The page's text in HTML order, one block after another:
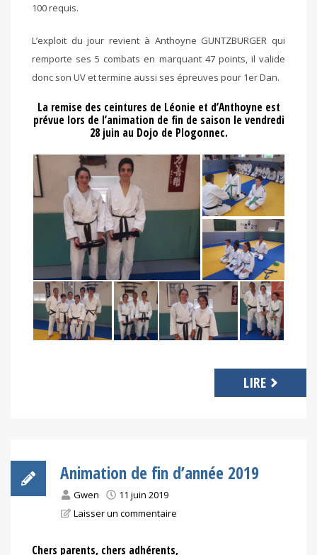
100 requis.
L’exploit du jour revient à Anthoyne GUNTZBURGER qui
remporte ses 5 combats en marquant 47 points, il valide
donc son UV et termine aussi ses épreuves pour 1er Dan.
La remise des ceintures de Léonie et d’Anthoyne est
prévue lors de l’animation de fin de saison le vendredi
28 juin au Dojo de Plogonnec.
LIRE
Animation de fin d’année 2019
Gwen
11 juin 2019
Laisser un commentaire
Chers parents, chers adhérents,